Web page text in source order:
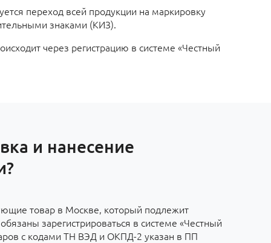
переход всей продукции на маркировку
знаками (КИЗ).
через регистрацию в системе «Честный
и нанесение
товар в Москве, который подлежит
зарегистрироваться в системе «Честный
с кодами ТН ВЭД и ОКПД-2 указан в ПП